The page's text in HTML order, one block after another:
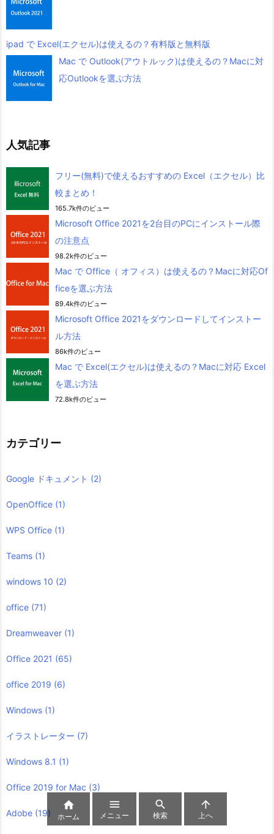
ipad で Excel(エクセル)は使えるの？有料版と無料版
Mac で Outlook(アウトルック)は使えるの？Macに対
応Outlookを選ぶ方法
人気記事
フリー(無料)で使えるおすすめの Excel（エクセル）比
較まとめ！
165.7k件のビュー
Microsoft Office 2021を2台目のPCにインストール際
の注意点
98.2k件のビュー
Mac で Office（ オフィス）は使えるの？Macに対応Of
ficeを選ぶ方法
89.4k件のビュー
Microsoft Office 2021をダウンロードしてインストー
ル方法
86k件のビュー
Mac で Excel(エクセル)は使えるの？Macに対応 Excel
を選ぶ方法
72.8k件のビュー
カテゴリー
Google ドキュメント (2)
OpenOffice (1)
WPS Office (1)
Teams (1)
windows 10 (2)
office (71)
Dreamweaver (1)
Office 2021 (65)
office 2019 (6)
Windows (1)
イラストレーター (7)
Windows 8.1 (1)
Office 2019 for Mac (3)
Adobe (19)

ホーム

メニュー

検索

上へ